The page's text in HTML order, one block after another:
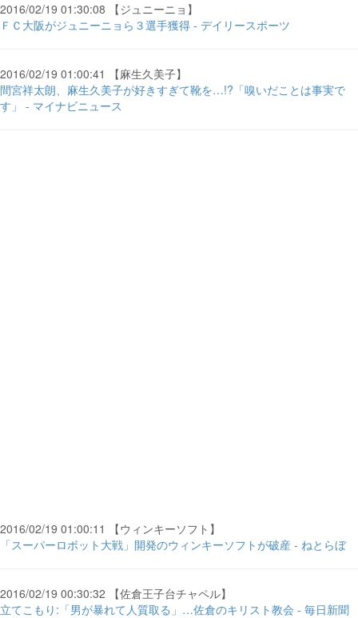
2016/02/19 01:30:08 【ジュニーニョ】
ＦＣ大阪がジュニーニョら３選手獲得 - デイリースポーツ
2016/02/19 01:00:41 【麻生久美子】
間宮祥太朗、麻生久美子が好きすぎて靴を…!?「嗅いだことは事実で
す」 - マイナビニュース
2016/02/19 01:00:11 【ウィンキーソフト】
「スーパーロボット大戦」開発のウィンキーソフトが破産 - ねとらぼ
2016/02/19 00:30:32 【佐倉王子台チャペル】
立てこもり:「男が暴れて人質取る」…佐倉のキリスト教会 - 毎日新聞